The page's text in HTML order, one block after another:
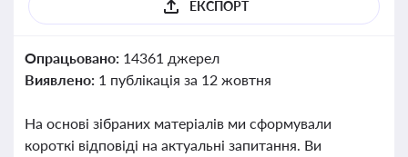
ЕКСПОРТ
Опрацьовано: 14361 джерел
Виявлено: 1 публікація за 12 жовтня
На основі зібраних матеріалів ми сформували
короткі відповіді на актуальні запитання. Ви